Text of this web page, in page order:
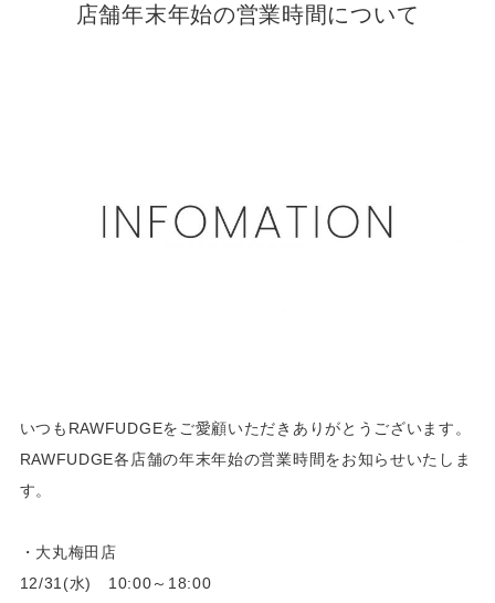
店舗年末年始の営業時間について
いつもRAWFUDGEをご愛顧いただきありがとうございます。
RAWFUDGE各店舗の年末年始の営業時間をお知らせいたしま
す。
・大丸梅田店
12/31(水) 10:00～18:00